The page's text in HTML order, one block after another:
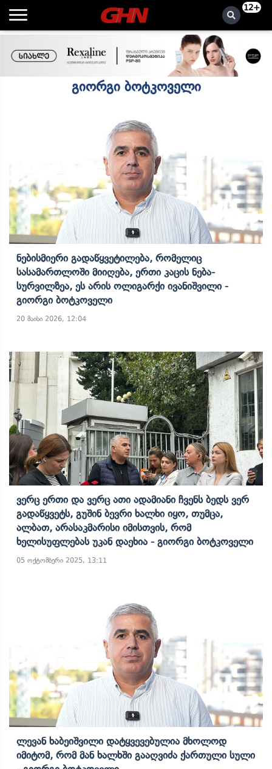
12+
გიორგი ბოტკოველი
Ნებისმიერი Გადაწყვეტილება, Რომელიც
Სასამართლოში Მიიღება, Ერთი Კაცის Ნება-
Სურვილზეა, Ეს Არის Ოლიგარქი Ივანიშვილი -
Გიორგი Ბოტკოველი
20 მაისი 2026, 12:04
Ვერც Ერთი Და Ვერც Ათი Ადამიანი Ჩვენს Ბედს Ვერ
Გადაწყვეტს, Გუშინ Ბევრი Ხალხი Იყო, Თუმცა,
Ალბათ, Არასაკმარისი Იმისთვის, Რომ
Ხელისუფლებას Უკან Დაეხია - Გიორგი Ბოტკოველი
05 ოქტომბერი 2025, 13:11
Ლევან Ხაბეიშვილი Დატყვევებულია Მხოლოდ
Იმიტომ, Რომ Მან Ხალხში Გააღვიძა Ქართული Სული